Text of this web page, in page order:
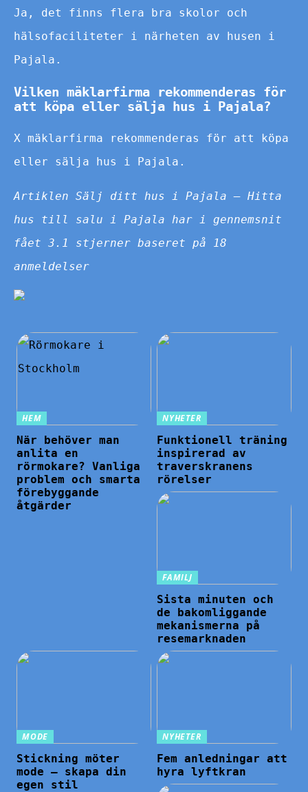
Ja, det finns flera bra skolor och
hälsofaciliteter i närheten av husen i
Pajala.
Vilken mäklarfirma rekommenderas för
att köpa eller sälja hus i Pajala?
X mäklarfirma rekommenderas för att köpa
eller sälja hus i Pajala.
Artiklen Sälj ditt hus i Pajala – Hitta
hus till salu i Pajala har i gennemsnit
fået 3.1 stjerner baseret på
18
anmeldelser
HEM
När behöver man
anlita en
rörmokare? Vanliga
problem och smarta
förebyggande
åtgärder
NYHETER
Funktionell träning
inspirerad av
traverskranens
rörelser
FAMILJ
Sista minuten och
de bakomliggande
mekanismerna på
resemarknaden
MODE
Stickning möter
mode – skapa din
egen stil
NYHETER
Fem anledningar att
hyra lyftkran